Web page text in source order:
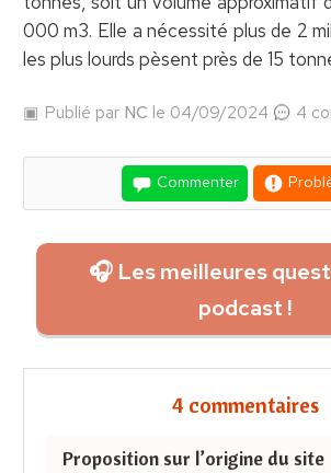
000 m3. Elle a nécessité plus de 2
les plus lourds pèsent près de 15
Publié par NC le 04/09/2024 4
Commenter
🎧 Les meilleures
podcast !
4 commentaires
Proposition sur l’origine du site